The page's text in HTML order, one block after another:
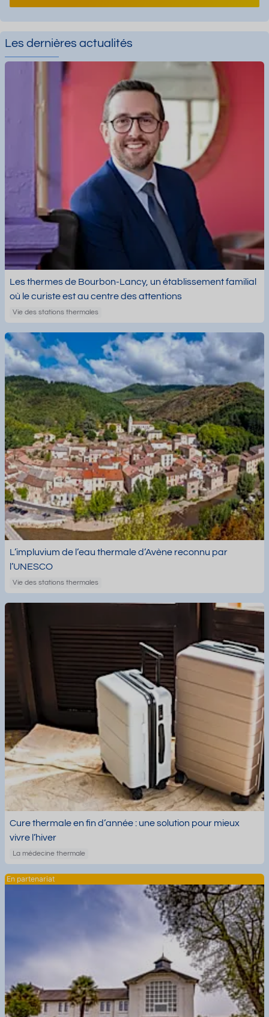
Les dernières actualités
Les thermes de Bourbon-Lancy, un établissement familial
où le curiste est au centre des attentions
Vie des stations thermales
L’impluvium de l’eau thermale d’Avène reconnu par
l’UNESCO
Vie des stations thermales
Cure thermale en fin d’année : une solution pour mieux
vivre l’hiver
La médecine thermale